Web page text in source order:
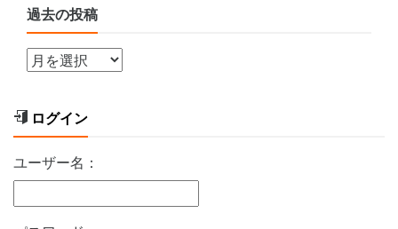
過去の投稿
ログイン
ユーザー名：